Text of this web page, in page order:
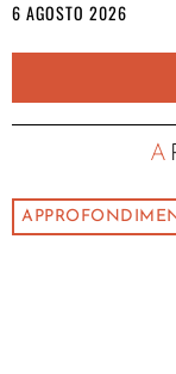
6 AGOSTO 2026